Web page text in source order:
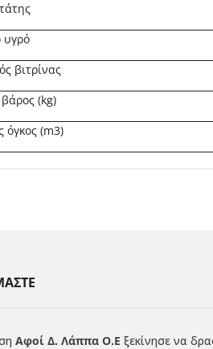
υγρό
βιτρίνας
(kg)
όγκος (m3)
Αφοί Δ. Λάππα Ο.Ε ξεκίνησε να